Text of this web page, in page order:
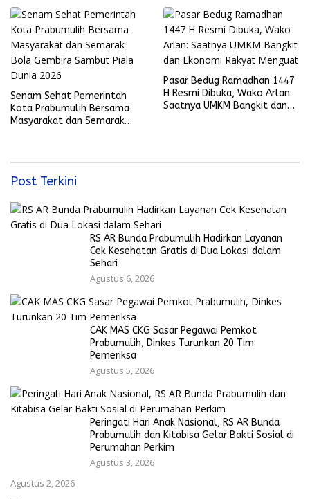
Senam Sehat Pemerintah
Kota Prabumulih Bersama
Masyarakat dan Semarak
Pasar Bedug Ramadhan 1447
H Resmi Dibuka, Wako Arlan:
Saatnya UMKM Bangkit dan
Post Terkini
RS AR Bunda Prabumulih Hadirkan Layanan
Cek Kesehatan Gratis di Dua Lokasi dalam
Sehari
Agustus 6, 2026
CAK MAS CKG Sasar Pegawai Pemkot
Prabumulih, Dinkes Turunkan 20 Tim
Pemeriksa
Agustus 5, 2026
Peringati Hari Anak Nasional, RS AR Bunda
Prabumulih dan Kitabisa Gelar Bakti Sosial di
Perumahan Perkim
Agustus 3, 2026
Agustus 2, 2026